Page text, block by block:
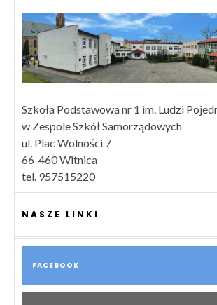
Szkoła Podstawowa nr 1 im. Ludzi
w Zespole Szkół Samorządowych
ul. Plac Wolności 7
66-460 Witnica
tel. 957515220
NASZE LINKI
FACEBOOK